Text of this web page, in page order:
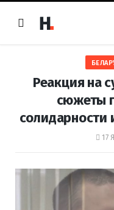
Реакция на
сюжеты
солидарности
17